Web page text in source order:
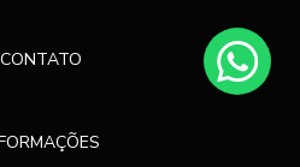
CONTATO